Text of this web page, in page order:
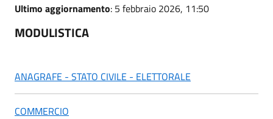
Ultimo aggiornamento: 5 febbraio 2026, 11:50
MODULISTICA
ANAGRAFE - STATO CIVILE - ELETTORALE
COMMERCIO